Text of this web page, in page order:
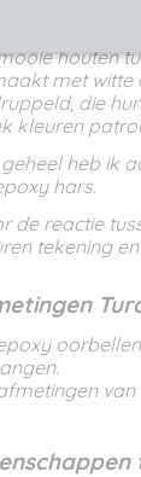
houten
met witte
die
kleuren
heb ik
hars.
de reactie
tekening
van